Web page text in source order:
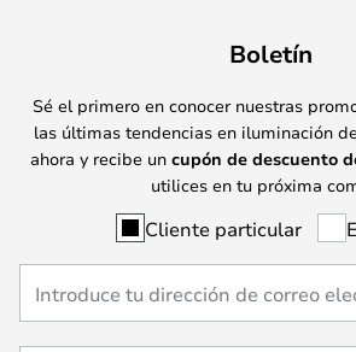
Boletín
Sé el primero en conocer nuestras
las últimas tendencias en iluminación
ahora y recibe un cupón de descuento
utilices en tu próxima
Cliente particular